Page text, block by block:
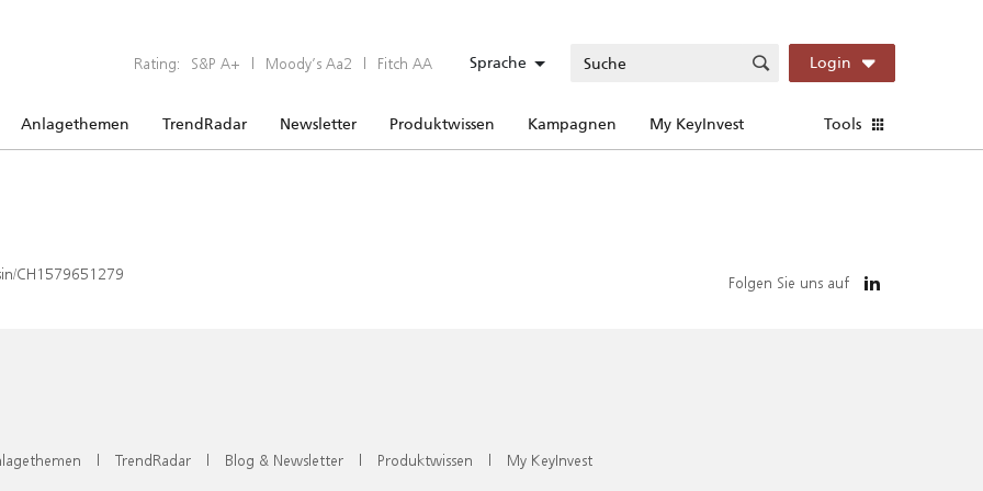
Rating: S&P A+ | Moody’s Aa2 | Fitch AA Sprache Login
Anlagethemen TrendRadar Newsletter Produktwissen Kampagnen My KeyInvest Tools
CH1579651279 Folgen Sie uns auf
| TrendRadar | Blog & Newsletter | Produktwissen | My KeyInvest